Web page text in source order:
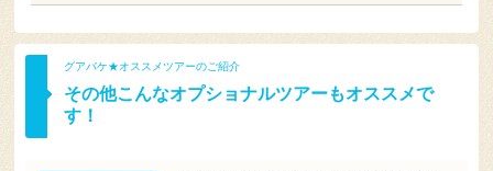
グアバケ★オススメツアーのご紹介
その他こんなオプショナルツアーもオススメで
す！